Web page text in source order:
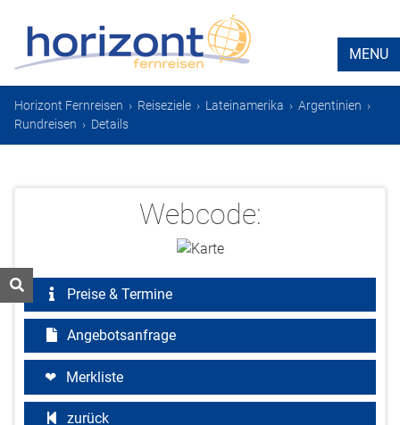
MENU
Horizont Fernreisen › Reiseziele › Lateinamerika › Argentinien ›
Rundreisen › Details
Webcode:
Preise & Termine
Angebotsanfrage
Merkliste
zurück